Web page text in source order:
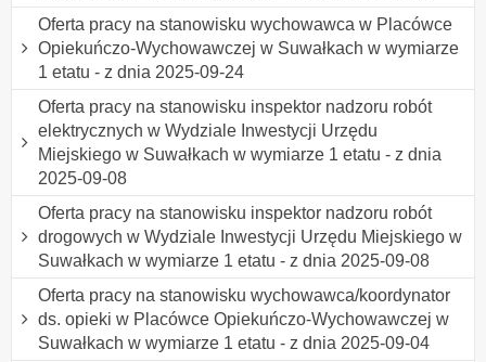
Oferta pracy na stanowisku wychowawca w Placówce
Opiekuńczo-Wychowawczej w Suwałkach w wymiarze
1 etatu - z dnia 2025-09-24
Oferta pracy na stanowisku inspektor nadzoru robót
elektrycznych w Wydziale Inwestycji Urzędu
Miejskiego w Suwałkach w wymiarze 1 etatu - z dnia
2025-09-08
Oferta pracy na stanowisku inspektor nadzoru robót
drogowych w Wydziale Inwestycji Urzędu Miejskiego w
Suwałkach w wymiarze 1 etatu - z dnia 2025-09-08
Oferta pracy na stanowisku wychowawca/koordynator
ds. opieki w Placówce Opiekuńczo-Wychowawczej w
Suwałkach w wymiarze 1 etatu - z dnia 2025-09-04